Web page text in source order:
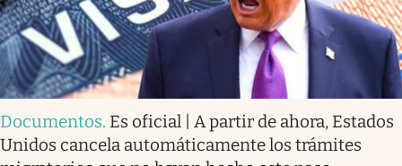
Documentos. Es oficial | A partir de ahora, Estados
Unidos cancela automáticamente los trámites